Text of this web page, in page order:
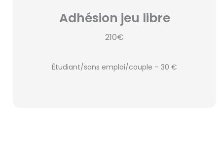
Adhésion jeu libre
210€
Étudiant/sans emploi/couple – 30 €